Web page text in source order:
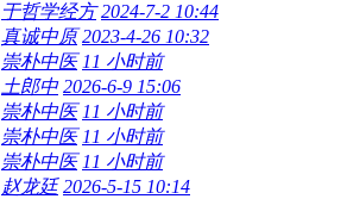
于哲学经方 2024-7-2 10:44
真诚中原 2023-4-26 10:32
崇朴中医 11 小时前
土郎中 2026-6-9 15:06
崇朴中医 11 小时前
崇朴中医 11 小时前
崇朴中医 11 小时前
赵龙廷 2026-5-15 10:14